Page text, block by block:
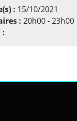
: 15/10/2021
: 20h00 - 23h00
: